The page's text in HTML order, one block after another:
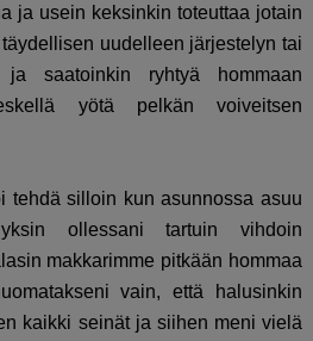
ja usein keksinkin toteuttaa jotain
uudelleen järjestelyn tai
ja saatoinkin ryhtyä hommaan
yötä pelkän voiveitsen
tehdä silloin kun asunnossa asuu
ollessani tartuin vihdoin
makkarimme pitkään hommaa
vain, että halusinkin
kaikki seinät ja siihen meni vielä